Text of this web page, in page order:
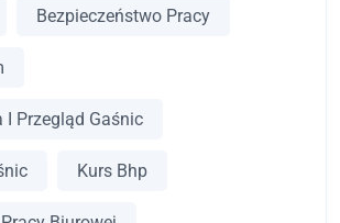
Bezpieczeństwo Pracy
I Przegląd Gaśnic
Kurs Bhp